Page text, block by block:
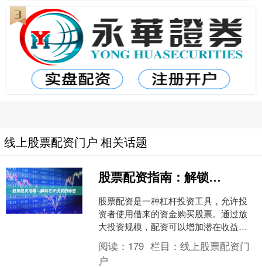
线上股票配资门户 相关话题
股票配资指南：解锁杠杆投资的秘密
股票配资是一种杠杆投资工具，允许投
资者使用借来的资金购买股票。通过放
大投资规模，配资可以增加潜在收益，
但同时也会放大风险。 **如何进行股票
配资？** 1. *....
阅读： 179 栏目：线上股票配资门
户